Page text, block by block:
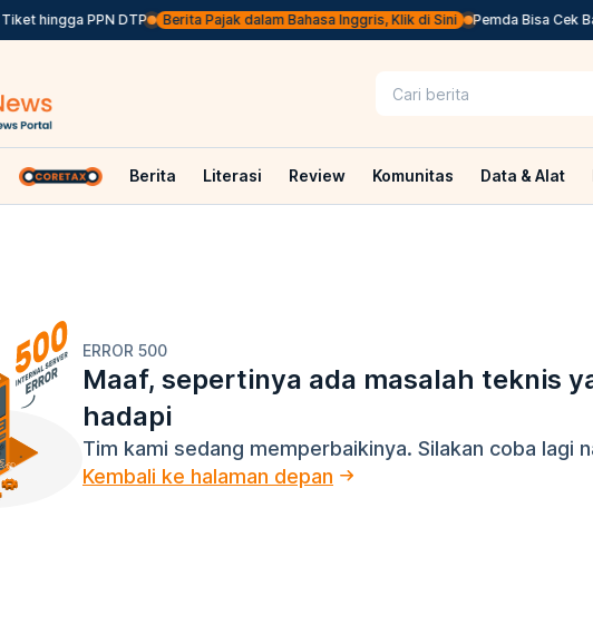
hingga PPN DTP Berita Pajak dalam Bahasa Inggris, Klik di Sini Pemda Bisa Cek
Berita Literasi Review Komunitas Data & Alat
ERROR 500
Maaf, sepertinya ada masalah teknis
hadapi
Tim kami sedang memperbaikinya. Silakan coba lagi
Kembali ke halaman depan